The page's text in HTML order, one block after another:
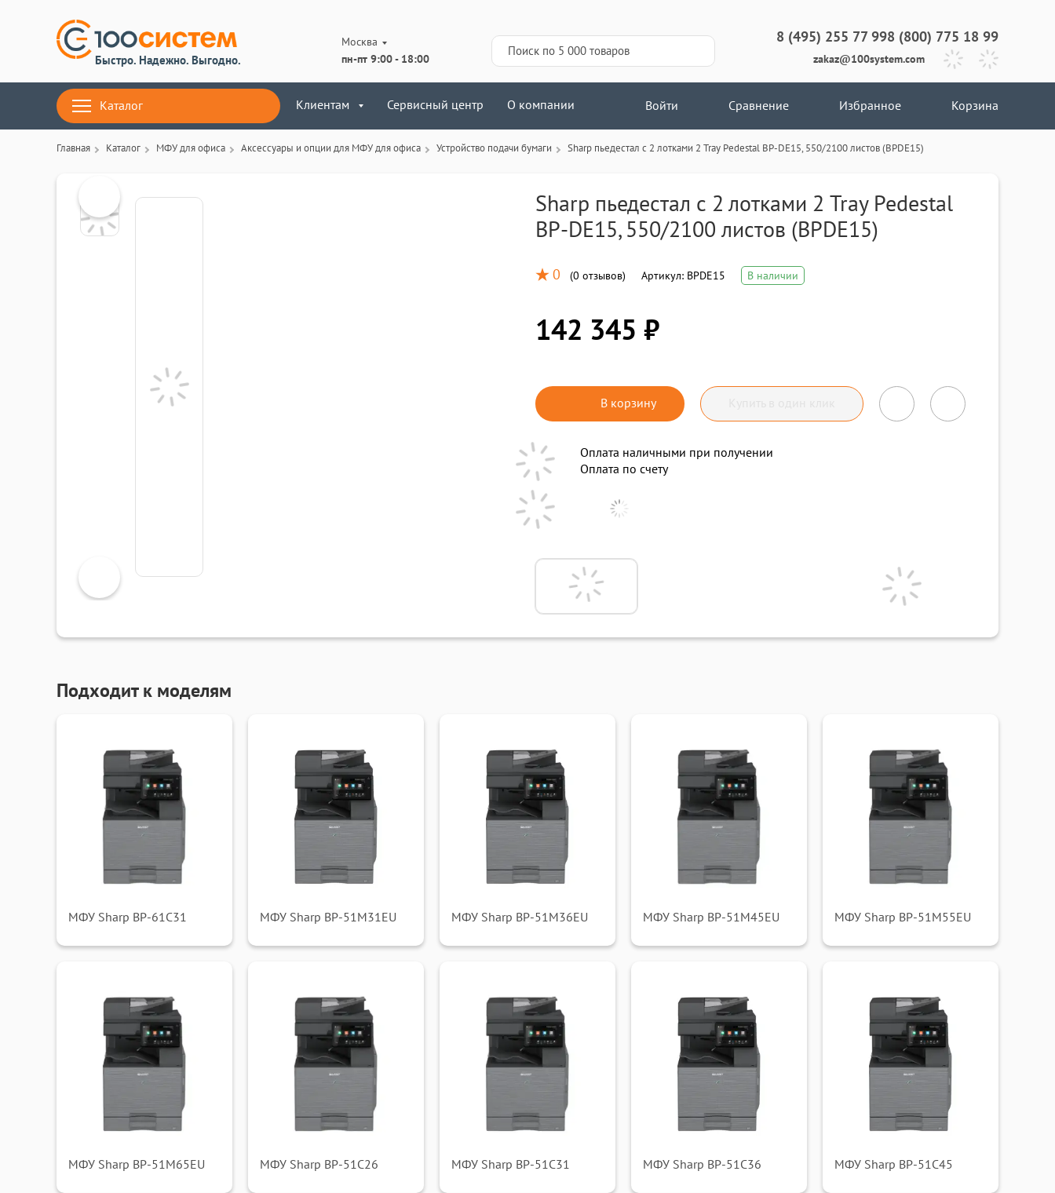
Быстро. Надежно. Выгодно.
Москва
пн-пт 9:00 - 18:00
8 (495) 255 77 998 (800) 775 18 99
zakaz@100system.com
Каталог Клиентам Сервисный центр О компании Войти Сравнение Избранное Корзина
Главная Каталог МФУ для офиса Аксессуары и опции для МФУ для офиса Устройство подачи бумаги Sharp пьедестал с 2 лотками 2 Tray Pedestal BP-DE15, 550/2100 листов (BPDE15)
Sharp пьедестал с 2 лотками 2 Tray Pedestal
BP-DE15, 550/2100 листов (BPDE15)
0 (0 отзывов) Артикул: BPDE15 В наличии
142 345 ₽
В корзину
Оплата наличными при получении
Оплата по счету
Подходит к моделям
МФУ Sharp BP-61C31 МФУ Sharp BP-51M31EU МФУ Sharp BP-51M36EU МФУ Sharp BP-51M45EU МФУ Sharp BP-51M55EU
МФУ Sharp BP-51M65EU МФУ Sharp BP-51C26 МФУ Sharp BP-51C31 МФУ Sharp BP-51C36 МФУ Sharp BP-51C45